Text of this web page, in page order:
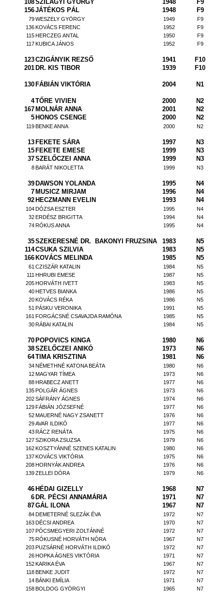
108SZILÁGYI GYÖRGY 1948
F9
156JÁTÉKOS PÁL 1948 F9
79WESZELY GYÖRGY 1949
F9
136KOVÁCS FERENC 1952
F9
115HERCZEG ANTAL 1950
F9
117KUBICA JÁNOS 1952 F9
123CZIGÁNYIK REZSŐ 1941
F10
201 DR. KIS TIBOR 1939 F10
130 FÁBIÁN VIKTÓRIA 2004 N1
4TŐRE VIVIEN 2000
N2
167 MOLNÁR ANNA 2001
N2
5 HONOS CSENGE 2000 N2
119BENKE ANNA 2000 N2
13 FEKETE SÁRA 1997
N3
15 FEKETE EMESE 1999
N3
37SZELŐCZEI ANNA 1999 N3
8BARÁT NIKOLETTA 1999 N3
39 DAWSON YOLANDA 1995
N4
7 MUSICZ MIRJAM 1996
N4
92 HECZMANN EVELIN 1993 N4
104DÓZSA ESZTER 1995
N4
32ERDÉSZ BRIGITTA 1994
N4
74RÓKUS ANNA 1995 N4
35SZEKERESNÉ DR. BAKONYI FRUZSINA 1983
N5
114CSUKA SZILVIA 1983
N5
166 KOVÁCS MELINDA 1985 N5
61 CZISZÁR KATALIN 1984
N5
111 HHRUBI EMESE 1987
N5
205HORVÁTH IVETT 1983
N5
40HETVES BIANKA 1986
N5
20KOVÁCS RÉKA 1986
N5
51 PÁSKU VERONIKA 1991
N5
161 FORGÁCSNÉ CSAVAJDA RAMÓNA 1985
N5
30RÁBAI KATALIN 1984 N5
70 POPOVICS KINGA 1980
N6
38SZELŐCZEI ANIKÓ 1973
N6
64TIMA KRISZTINA 1981 N6
34NÉMETHNÉ KATONA BEÁTA 1980
N6
12MAGYAR TÍMEA 1973
N6
88HRABECZ ANETT 1977
N6
135POLGÁR ÁGNES 1973
N6
202SÁFRÁNY ÁGNES 1974
N6
129FÁBIÁN JÓZSEFNÉ 1977
N6
52MAUERNÉ NAGY ZSANETT 1976
N6
29AVAR ILDIKÓ 1977
N6
43RÁCZ RENÁTA 1975
N6
127SZIKORA ZSUZSA 1979
N6
162KOSZTYÁNNÉ SZENES KATALIN 1980
N6
137KOVÁCS VIKTÓRIA 1975
N6
208HORNYÁK ANDREA 1976
N6
139ZELLEI DÓRA 1979 N6
46 HÉDAI GIZELLY 1968
N7
6 DR. PÉCSI ANNAMÁRIA 1971
N7
87GÁL ILONA 1967 N7
84DEMETERNÉ SLEZÁK ÉVA 1972
N7
163DÉCSI ANDREA 1970
N7
107PÓCSMEGYERI ZOLTÁNNÉ 1972
N7
75RÓKUSNÉ HORVÁTH NÓRA 1967
N7
203PUZSÁRNÉ HORVÁTH ILDIKÓ 1972
N7
26HOPKA ÁGNES VIKTÓRIA 1971
N7
152KARIKA ÉVA 1967
N7
118BENKE JUDIT 1972
N7
14BÁNKI EMÍLIA 1971
N7
158BOLDOG GYÖRGYI 1965 N7